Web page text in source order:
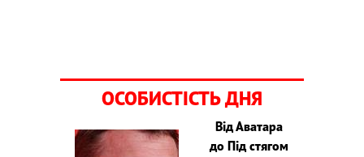
ОСОБИСТІСТЬ ДНЯ
Від Аватара
до Під стягом